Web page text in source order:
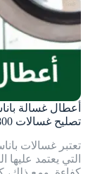
أعطال غسالة
تصليح غسالات 0096550476800
تعتبر غسالات
التي يعتمد